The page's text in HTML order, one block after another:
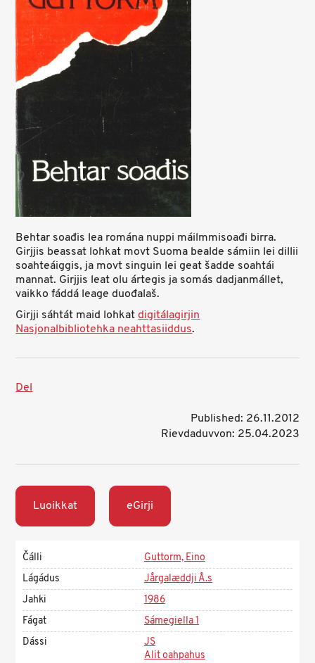
Behtar soađis lea romána nuppi máilmmisoađi birra.
Girjjis beassat lohkat movt Suoma bealde sámiin lei dillii
soahteáiggis, ja movt singuin lei geat šadde soahtái
mannat. Girjjis leat olu ártegis ja somás dadjanmállet,
vaikko fáddá leage duođalaš.
Girjji sáhtát maid lohkatdigitálagirjin
Nasjonalbibliotehka neahttasiiddus.
Del
Published: 26.11.2012
Rievdaduvvon: 25.04.2023
Luoikkat eGirji
Čálli
Guttorm, Eino
Lágádus
Jårgalæddji Å.s
Jahki
1986
Fágat
Sámegiella 1
Dássi
JS
Alit oahpahus